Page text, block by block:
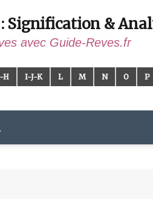
Signification &
avec Guide-Reves.fr
H I-J-K L M N O P